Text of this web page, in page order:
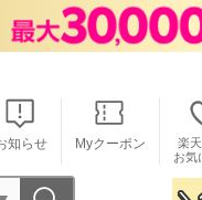
知らせ Myクーポン
楽
お気